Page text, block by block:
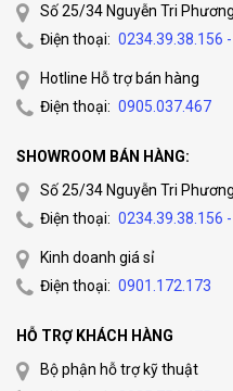
Số 25/34 Nguyễn Tri
Điện thoại: 0234.39.38.156
Hotline Hỗ trợ bán hàng
Điện thoại: 0905.037.467
SHOWROOM BÁN HÀNG:
Số 25/34 Nguyễn Tri
Điện thoại: 0234.39.38.156
Kinh doanh giá sỉ
Điện thoại: 0901.172.173
HỖ TRỢ KHÁCH HÀNG
Bộ phận hỗ trợ kỹ thuật